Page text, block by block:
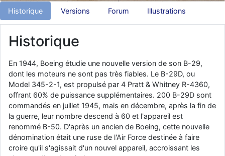
d9pouces: Joyeux Noël à tous !
comme le Prytanée dans la Sarthe, ça ne peut pas faire de mal !
scientifique, tu as donc encore un peu de temps devant toi
yaellerigolow: bonjour a tous je suis un élève de première
passionnée par l'aviation militaire , pourrais je savoir que faire après
le lycée pour s'orienter et pouvoir devenir officier de l'armée de l'air?
d9pouces : lesquels, par exemple ?
mahmoud: bonsoir, très instructif ce site .mais nous aimerions avoir
les photo des anciens appareils de l'armée de l'air de la haute -volta
Historique Versions Forum Illustrations
Historique
En 1944, Boeing étudie une nouvelle version de son B-29,
dont les moteurs ne sont pas très fiables. Le B-29D, ou
Model 345-2-1, est propulsé par 4 Pratt & Whitney R-4360,
offrant 60% de puissance supplémentaires. 200 B-29D sont
commandés en juillet 1945, mais en décembre, après la fin de
la guerre, leur nombre descend à 60 et l'appareil est
renommé B-50. D'après un ancien de Boeing, cette nouvelle
dénomination était une ruse de l'Air Force destinée à faire
croire qu'il s'agissait d'un nouvel appareil, accroissant les